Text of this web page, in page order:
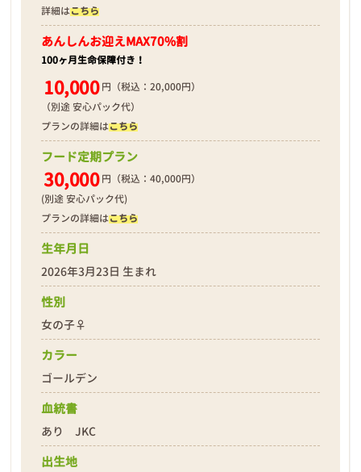
詳細はこちら
あんしんお迎えMAX70%割
100ヶ月生命保障付き！
10,000 円（税込：20,000円）
（別途 安心パック代）
プランの詳細はこちら
フード定期プラン
30,000 円（税込：40,000円）
(別途 安心パック代)
プランの詳細はこちら
生年月日
2026年3月23日 生まれ
性別
女の子♀
カラー
ゴールデン
血統書
あり JKC
出生地